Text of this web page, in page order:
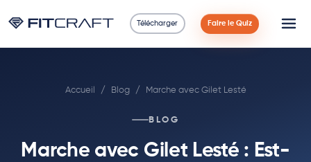
Télécharger Faire le Quiz
Accueil / Blog / Marche avec Gilet Lesté
BLOG
Marche avec Gilet Lesté : Est-